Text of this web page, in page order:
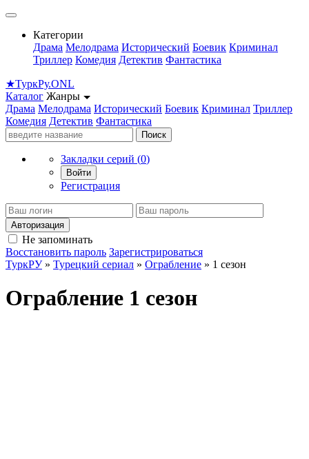
Категории
Драма Мелодрама Исторический Боевик Криминал
Триллер Комедия Детектив Фантастика
★ТуркРу.ONL
Каталог Жанры
Драма Мелодрама Исторический Боевик Криминал Триллер
Комедия Детектив Фантастика
Поиск
Закладки серий (0)
Войти
Регистрация
Авторизация
Не запоминать
Восстановить пароль Зарегистрироваться
ТуркРУ» Турецкий сериал » Ограбление » 1 сезон
Ограбление 1 сезон